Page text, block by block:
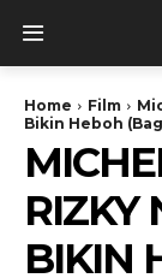
Home Film
Bikin Heboh
RIZKY
BIKIN